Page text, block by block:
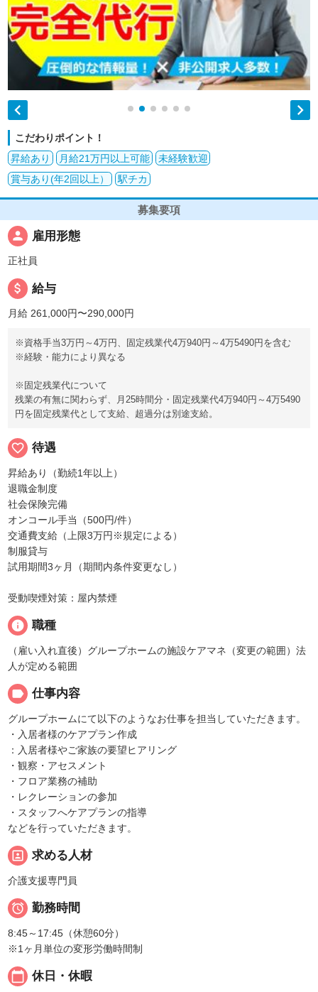
 
こだわりポイント！
昇給あり
月給21万円以上可能
未経験歓迎
賞与あり(年2回以上）
駅チカ
募集要項
person 雇用形態
正社員
attach_money 給与
月給 261,000円〜290,000円
※資格手当3万円～4万円、固定残業代4万940円～4万5490円を含む
※経験・能力により異なる
※固定残業代について
残業の有無に関わらず、月25時間分・固定残業代4万940円～4万5490
円を固定残業代として支給、超過分は別途支給。
favorite_border 待遇
昇給あり（勤続1年以上）
退職金制度
社会保険完備
オンコール手当（500円/件）
交通費支給（上限3万円※規定による）
制服貸与
試用期間3ヶ月（期間内条件変更なし）
受動喫煙対策：屋内禁煙
info 職種
（雇い入れ直後）グループホームの施設ケアマネ（変更の範囲）法
人が定める範囲
label 仕事内容
グループホームにて以下のようなお仕事を担当していただきます。
・入居者様のケアプラン作成
：入居者様やご家族の要望ヒアリング
・観察・アセスメント
・フロア業務の補助
・レクレーションの参加
・スタッフへケアプランの指導
などを行っていただきます。
portrait 求める人材
介護支援専門員
 勤務時間
8:45～17:45（休憩60分）
※1ヶ月単位の変形労働時間制
calendar_today 休日・休暇